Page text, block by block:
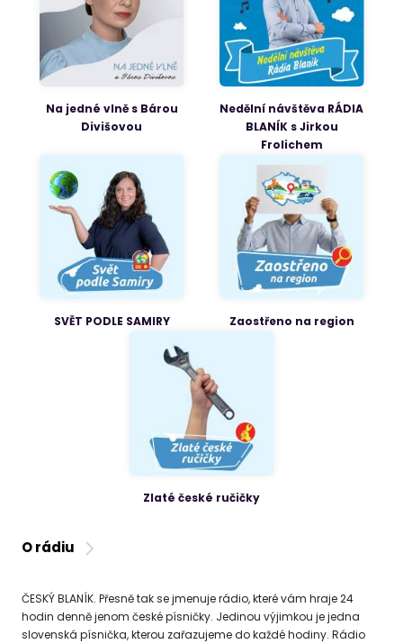
Na jedné vlně s Bárou
Divišovou
Nedělní návštěva RÁDIA
BLANÍK s Jirkou
Frolichem
SVĚT PODLE SAMIRY Zaostřeno na region
Zlaté české ručičky
O rádiu
ČESKÝ BLANÍK. Přesně tak se jmenuje rádio, které vám hraje 24
hodin denně jenom české písničky. Jedinou výjimkou je jedna
slovenská písnička, kterou zařazujeme do každé hodiny. Rádio